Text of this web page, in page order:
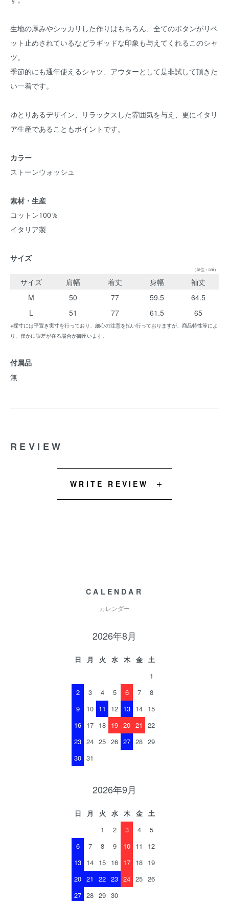
生地の厚みやシッカリした作りはもちろん、全てのボタンがリベ
ット止めされているなどラギッドな印象も与えてくれるこのシャ
ツ。
季節的にも通年使えるシャツ、アウターとして是非試して頂きた
い一着です。
ゆとりあるデザイン、リラックスした雰囲気を与え、更にイタリ
ア生産であることもポイントです。
カラー
ストーンウォッシュ
素材・生産
コットン100％
イタリア製
サイズ
（単位：cm）
サイズ 肩幅 着丈 身幅
袖丈
M
50 77 59.5
64.5
L
51 77 61.5 65
※採寸には平置き実寸を行っており、細心の注意を払い行っておりますが、商品特性等によ
り、僅かに誤差が在る場合が御座います。
付属品
無
REVIEW
WRITE REVIEW
CALENDAR
カレンダー
2026年8月
日 月 火 水 木 金
土
1
2
3 4 5 6 7
8
9
10 11 12 13 14 15
16 17 18 19 20 21
22
23 24 25 26 27 28 29
30 31
2026年9月
日 月 火 水 木 金
土
1
2 3 4
5
6
7 8 9 10 11
12
13 14 15 16 17 18 19
20 21 22 23 24 25 26
27 28 29 30